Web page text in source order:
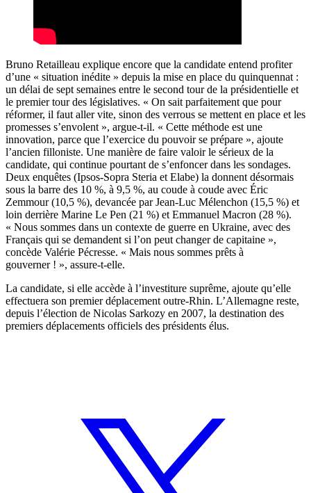
Bruno Retailleau explique encore que la candidate entend profiter
d’une « situation inédite » depuis la mise en place du quinquennat :
un délai de sept semaines entre le second tour de la présidentielle et
le premier tour des législatives. « On sait parfaitement que pour
réformer, il faut aller vite, sinon des verrous se mettent en place et les
promesses s’envolent », argue-t-il. « Cette méthode est une
innovation, parce que l’exercice du pouvoir se prépare », ajoute
l’ancien filloniste. Une manière de faire valoir le sérieux de la
candidate, qui continue pourtant de s’enfoncer dans les sondages.
Deux enquêtes (Ipsos-Sopra Steria et Elabe) la donnent désormais
sous la barre des 10 %, à 9,5 %, au coude à coude avec Éric
Zemmour (10,5 %), devancée par Jean-Luc Mélenchon (15,5 %) et
loin derrière Marine Le Pen (21 %) et Emmanuel Macron (28 %).
« Nous sommes dans un contexte de guerre en Ukraine, avec des
Français qui se demandent si l’on peut changer de capitaine »,
concède Valérie Pécresse. « Mais nous sommes prêts à
gouverner ! », assure-t-elle.
La candidate, si elle accède à l’investiture suprême, ajoute qu’elle
effectuera son premier déplacement outre-Rhin. L’Allemagne reste,
depuis l’élection de Nicolas Sarkozy en 2007, la destination des
premiers déplacements officiels des présidents élus.